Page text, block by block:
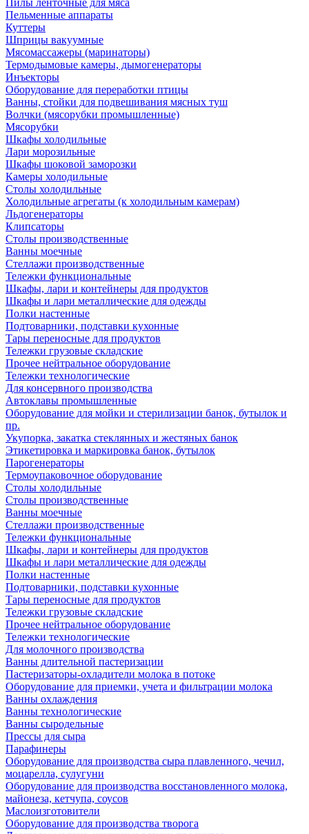
Пилы ленточные для мяса
Пельменные аппараты
Куттеры
Шприцы вакуумные
Мясомассажеры (маринаторы)
Термодымовые камеры, дымогенераторы
Инъекторы
Оборудование для переработки птицы
Ванны, стойки для подвешивания мясных туш
Волчки (мясорубки промышленные)
Мясорубки
Шкафы холодильные
Лари морозильные
Шкафы шоковой заморозки
Камеры холодильные
Столы холодильные
Холодильные агрегаты (к холодильным камерам)
Льдогенераторы
Клипсаторы
Столы производственные
Ванны моечные
Стеллажи производственные
Тележки функциональные
Шкафы, лари и контейнеры для продуктов
Шкафы и лари металлические для одежды
Полки настенные
Подтоварники, подставки кухонные
Тары переносные для продуктов
Тележки грузовые складские
Прочее нейтральное оборудование
Тележки технологические
Для консервного производства
Автоклавы промышленные
Оборудование для мойки и стерилизации банок, бутылок и
пр.
Укупорка, закатка стеклянных и жестяных банок
Этикетировка и маркировка банок, бутылок
Парогенераторы
Термоупаковочное оборудование
Столы холодильные
Столы производственные
Ванны моечные
Стеллажи производственные
Тележки функциональные
Шкафы, лари и контейнеры для продуктов
Шкафы и лари металлические для одежды
Полки настенные
Подтоварники, подставки кухонные
Тары переносные для продуктов
Тележки грузовые складские
Прочее нейтральное оборудование
Тележки технологические
Для молочного производства
Ванны длительной пастеризации
Пастеризаторы-охладители молока в потоке
Оборудование для приемки, учета и фильтрации молока
Ванны охлаждения
Ванны технологические
Ванны сыродельные
Прессы для сыра
Парафинеры
Оборудование для производства сыра плавленного, чечил,
моцарелла, сулугуни
Оборудование для производства восстановленного молока,
майонеза, кетчупа, соусов
Маслоизготовители
Оборудование для производства творога